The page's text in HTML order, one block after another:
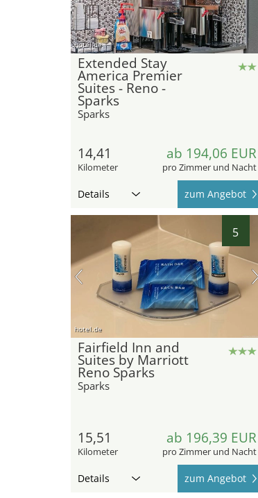
hotel.de
Extended Stay
America Premier
Suites - Reno -
Sparks
Sparks
14,41
Kilometer
ab 194,06 EUR
pro Zimmer und Nacht
Details zum Angebot
5
hotel.de
Fairfield Inn and
Suites by Marriott
Reno Sparks
Sparks
15,51
Kilometer
ab 196,39 EUR
pro Zimmer und Nacht
Details zum Angebot